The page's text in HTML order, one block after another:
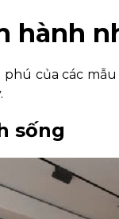
hành
của các
sống